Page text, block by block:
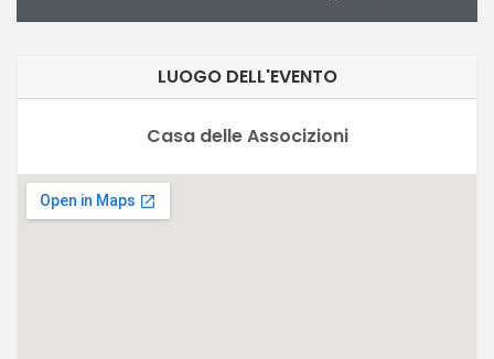
LUOGO DELL'EVENTO
Casa delle Associzioni